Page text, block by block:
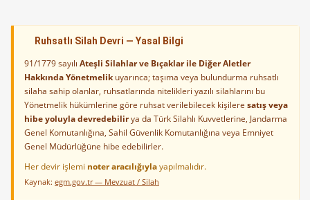
Ruhsatlı Silah Devri — Yasal Bilgi
91/1779 sayılı Ateşli Silahlar ve Bıçaklar ile Diğer Aletler
Hakkında Yönetmelikuyarınca; taşıma veya bulundurma ruhsatlı
silaha sahip olanlar, ruhsatlarında nitelikleri yazılı silahlarını bu
Yönetmelik hükümlerine göre ruhsat verilebilecek kişilere satış veya
hibe yoluyla devredebilirya da Türk Silahlı Kuvvetlerine, Jandarma
Genel Komutanlığına, Sahil Güvenlik Komutanlığına veya Emniyet
Genel Müdürlüğüne hibe edebilirler.
Her devir işlemi noter aracılığıylayapılmalıdır.
Kaynak: egm.gov.tr — Mevzuat / Silah